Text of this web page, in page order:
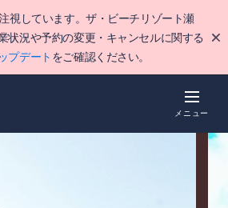
視しています。ザ・ビーチリゾート瀬
状況や予約の変更・キャンセルに関する
プデート をご確認ください。
メニュー
ポイント